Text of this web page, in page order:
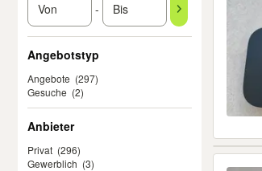
-
Angebotstyp
Angebote (297)
Gesuche (2)
Anbieter
Privat (296)
Gewerblich (3)